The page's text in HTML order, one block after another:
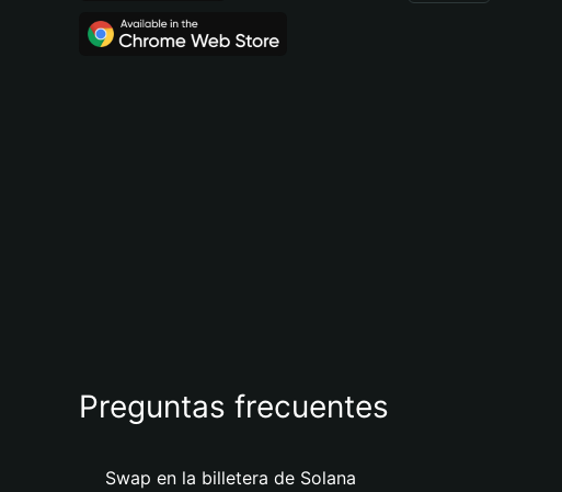
Preguntas frecuentes
Swap en la billetera de Solana